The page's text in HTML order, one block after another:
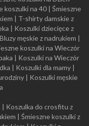
koszulki na 40
Śmieszne
T-shirty damskie z
Koszulki dziecięce z
Bluzy męskie z nadrukiem
koszulki na Wieczór
Koszulki na Wieczór
Koszulki dla mamy
Koszulki męskie
Koszulka do crosfitu z
Śmieszne koszulki z